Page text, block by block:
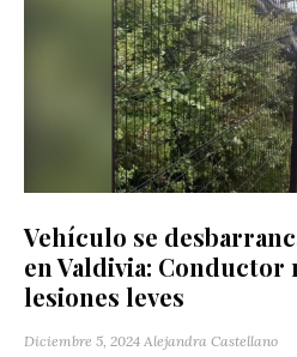
Vehículo se
en Valdivia: Conductor
lesiones leves
Diciembre 5, 2024 Alejandra Castellano